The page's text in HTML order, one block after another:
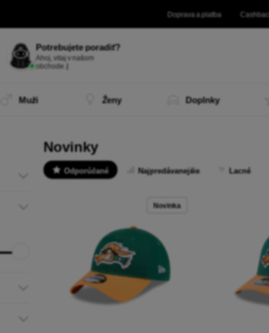
Doprava a platba
Potrebujete poradiť?
Som Mobi, tvoj|
Muži Ženy Doplnky
Novinky
Odporúčané Najpredávanejšie Lacné
Novinka